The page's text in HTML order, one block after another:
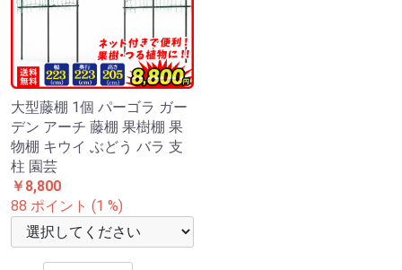
大型藤棚 1個 パーゴラ ガー
デン アーチ 藤棚 果樹棚 果
物棚 キウイ ぶどう バラ 支
柱 園芸
￥8,800
88 ポイント (1 %)